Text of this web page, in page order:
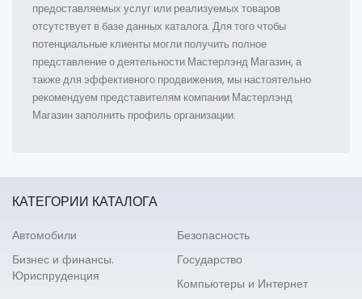
предоставляемых услуг или реализуемых товаров
отсутствует в базе данных каталога. Для того чтобы
потенциальные клиенты могли получить полное
представление о деятельности Мастерлэнд Магазин, а
также для эффективного продвижения, мы настоятельно
рекомендуем представителям компании Мастерлэнд
Магазин заполнить профиль организации.
КАТЕГОРИИ КАТАЛОГА
Автомобили
Безопасность
Бизнес и финансы.
Юриспруденция
Государство
Компьютеры и Интернет